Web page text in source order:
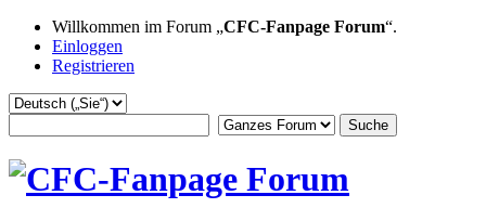
Willkommen im Forum „CFC-Fanpage Forum“.
Einloggen
Registrieren